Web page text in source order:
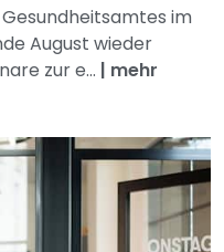
im
August wieder
zur e... | mehr